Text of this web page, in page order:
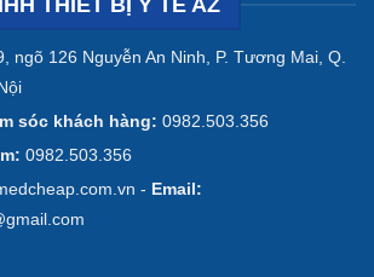
ngõ 126 Nguyễn An Ninh, P. Tương Mai, Q.
sóc khách hàng: 0982.503.356
0982.503.356
- Email: